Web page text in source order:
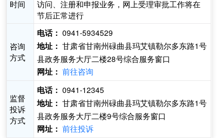
时间
访问、注册和申报业务，网上受理审批工作将在
节后正常进行
咨询
方式
电话： 0941-5934529
地址： 甘肃省甘南州碌曲县玛艾镇勒尔多东路1号
县政务服务大厅二楼28号综合服务窗口
网址： 前往咨询
监督
投诉
方式
电话： 0941-12345
地址： 甘肃省甘南州碌曲县玛艾镇勒尔多东路1号
县政务服务大厅二楼9号综合服务窗口
网址： 前往投诉